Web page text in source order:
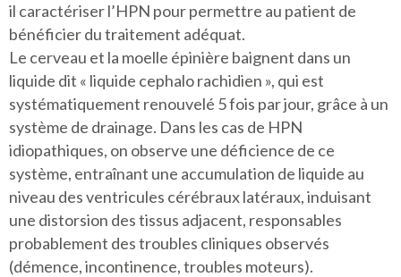
il caractériser l’HPN pour permettre au patient de
bénéficier du traitement adéquat.
Le cerveau et la moelle épinière baignent dans un
liquide dit « liquide cephalo rachidien », qui est
systématiquement renouvelé 5 fois par jour, grâce à un
système de drainage. Dans les cas de HPN
idiopathiques, on observe une déficience de ce
système, entraînant une accumulation de liquide au
niveau des ventricules cérébraux latéraux, induisant
une distorsion des tissus adjacent, responsables
probablement des troubles cliniques observés
(démence, incontinence, troubles moteurs).